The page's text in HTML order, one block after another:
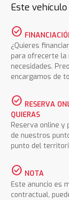
Este
check_circle
¿Quieres
para ofrecerte la
necesidades.
encargamos de
check_circle RESERVA
QUIERAS
Reserva online y
de nuestros
punto del
check_circle NOTA
Este anuncio es
contractual,